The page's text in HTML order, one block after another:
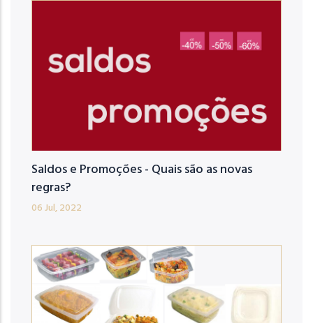
Saldos e Promoções - Quais são as novas
regras?
06 Jul, 2022